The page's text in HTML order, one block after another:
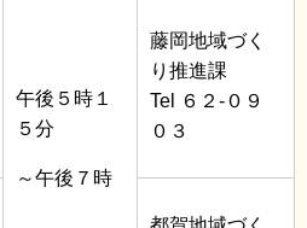
午後５時１
５分
～午後７時
藤岡地域づく
り推進課
Tel ６２-０９
０３